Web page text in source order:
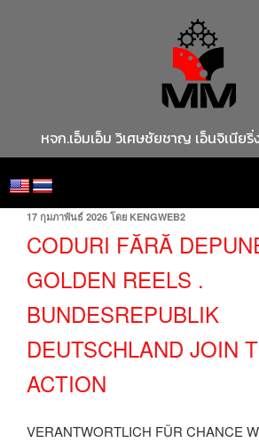
หจก.เอ็มเอ็ม วิเศษชัยชาญ เอ็นจิเนีย
17 กุมภาพันธ์ 2026 โดย KENGWEB2
CODURI FĂRĂ
GOLDEN REELS .
BUNDESREPUBLIK
DEUTSCHLAND JOIN
ACTION
VERANTWORTLICH FÜR CHANCE